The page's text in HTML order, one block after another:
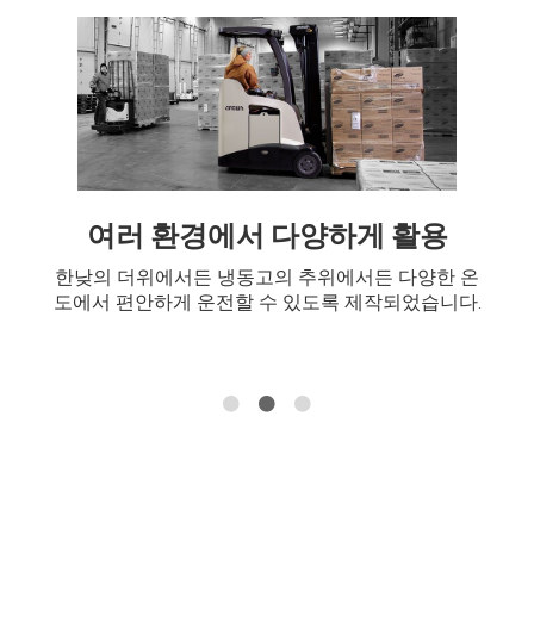
여러 환경에서 다양하게 활용
한낮의 더위에서든 냉동고의 추위에서든 다양한 온
도에서 편안하게 운전할 수 있도록 제작되었습니다.